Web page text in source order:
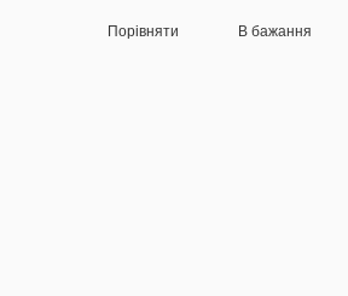
Порівняти В бажання